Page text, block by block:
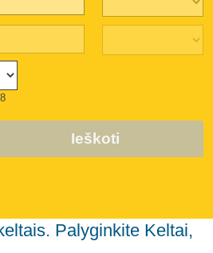
Ieškoti